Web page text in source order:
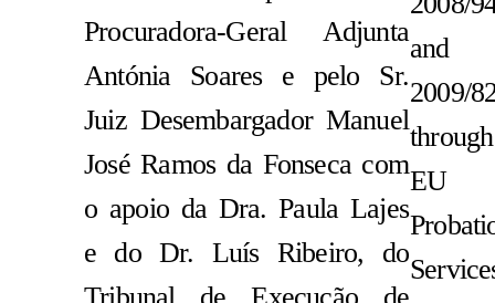
Procuradora-Geral Adjunta
Antónia Soares e pelo Sr.
Juiz Desembargador Manuel
José Ramos da Fonseca com
o apoio da Dra. Paula Lajes
e do Dr. Luís Ribeiro, do
and
2009/
through
EU